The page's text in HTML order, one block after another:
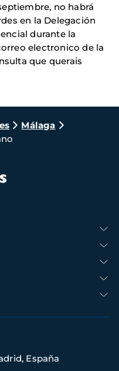
no habrá
en la Delegación
durante la
electronico de la
que querais
Málaga
España